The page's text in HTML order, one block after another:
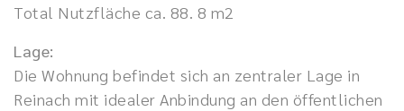
Total Nutzfläche ca. 88. 8 m2
Lage:
Die Wohnung befindet sich an zentraler Lage in
Reinach mit idealer Anbindung an den öffentlichen